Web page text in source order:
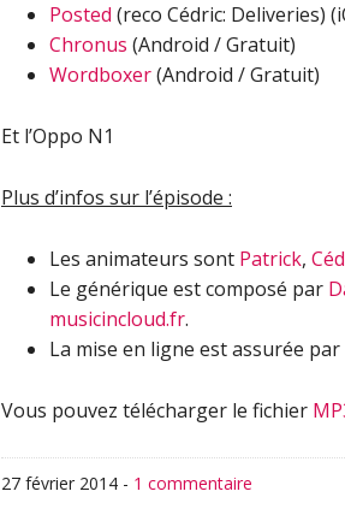
Posted (reco Cédric: Deliveries)
Chronus (Android / Gratuit)
Wordboxer(Android / Gratuit)
Et l’Oppo N1
Plus d’infos sur l’épisode :
Les animateurs sont Patrick,
Le générique est composé par
musicincloud.fr.
La mise en ligne est assurée par
Vous pouvez télécharger le fichier
27 février 2014 - 1 commentaire